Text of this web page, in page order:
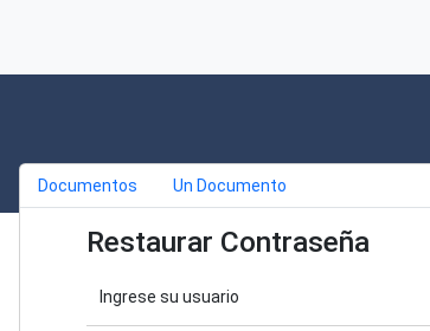
Documentos Un Documento
Restaurar Contraseña
Ingrese su usuario